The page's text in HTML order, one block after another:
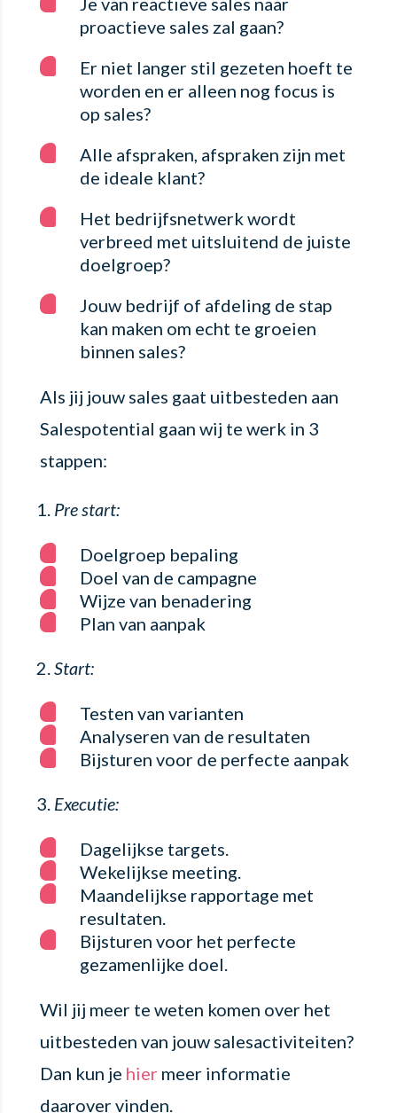
proactieve sales zal gaan?
Er niet langer stil gezeten hoeft te
worden en er alleen nog focus is
op sales?
Alle afspraken, afspraken zijn met
de ideale klant?
Het bedrijfsnetwerk wordt
verbreed met uitsluitend de juiste
doelgroep?
Jouw bedrijf of afdeling de stap
kan maken om echt te groeien
binnen sales?
Als jij jouw sales gaat uitbesteden aan
Salespotential gaan wij te werk in 3
stappen:
Pre start:
Doelgroep bepaling
Doel van de campagne
Wijze van benadering
Plan van aanpak
Start:
Testen van varianten
Analyseren van de resultaten
Bijsturen voor de perfecte aanpak
Executie:
Dagelijkse targets.
Wekelijkse meeting.
Maandelijkse rapportage met
resultaten.
Bijsturen voor het perfecte
gezamenlijke doel.
Wil jij meer te weten komen over het
uitbesteden van jouw salesactiviteiten?
Dan kun je hier meer informatie
daarover vinden.